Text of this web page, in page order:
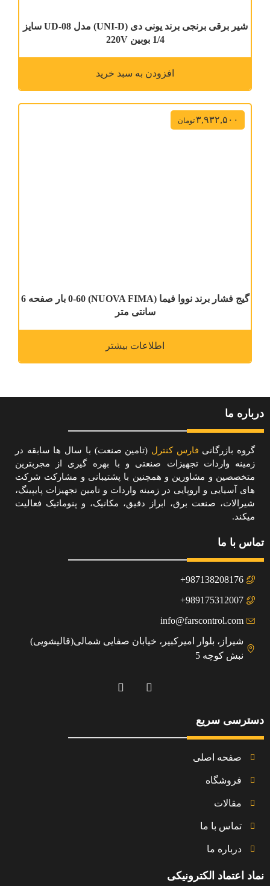
گیج فشار برند نووا فیما (NUOVA FIMA) 0-60 بار صفحه 6
سانتی متر
۳,۹۳۲,۵۰۰تومان
اطلاعات بیشتر
شیر برقی برنجی برند یونی دی (UNI-D) مدل UD-08 سایز
1/4 بوبین 220V
افزودن به سبد خرید
درباره ما
گروه بازرگانی فارس کنترل (تامین صنعت) با سال ها سابقه در
زمینه واردات تجهیزات صنعتی و با بهره گیری از مجربترین
متخصصین و مشاورین و همچنین با پشتیبانی و مشارکت شرکت
های آسیایی و اروپایی در زمینه واردات و تامین تجهیزات پایپینگ،
شیرالات، صنعت برق، ابراز دقیق، مکانیک، و پنوماتیک فعالیت
میکند.
تماس با ما
987138208176+
989175312007+
info@farscontrol.com
شیراز، بلوار امیرکبیر، خیابان صفایی شمالی(قالیشویی)
نبش کوچه 5
دسترسی سریع
صفحه اصلی
فروشگاه
مقالات
تماس با ما
درباره ما
نماد اعتماد الکترونیکی